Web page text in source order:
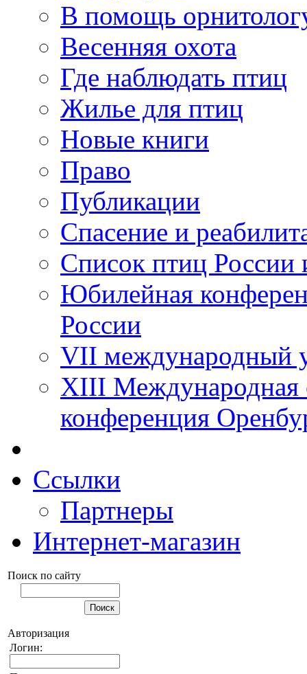
В помощь
Весенняя охота
Где наблюдать птиц
Жилье для птиц
Новые книги
Право
Публикации
Спасение и
Список птиц России
Юбилейная
России
VII международный
XIII Международная
конференция
Ссылки
Партнеры
Интернет-магазин
Поиск по сайту
Авторизация
Логин: